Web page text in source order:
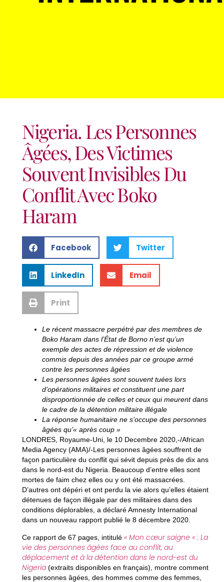
Nigeria. Les Personnes
Âgées, Des Victimes
Souvent Invisibles Du
Conflit Avec Boko
Haram
Facebook Twitter
LinkedIn Email
Print
Le récent massacre perpétré par des membres de
Boko Haram dans l’État de Borno n’est qu’un
exemple des actes de répression et de violence
commis depuis des années par ce groupe armé
contre les personnes âgées
Les personnes âgées sont souvent tuées lors
d’opérations militaires et constituent une part
disproportionnée de celles et ceux qui meurent dans
le cadre de la détention militaire illégale
La réponse humanitaire ne s’occupe des personnes
âgées qu’« après coup »
LONDRES, Royaume-Uni, le 10 Decembre 2020,-/African
Media Agency (AMA)/-Les personnes âgées souffrent de
façon particulière du conflit qui sévit depuis près de dix ans
dans le nord-est du Nigeria. Beaucoup d’entre elles sont
mortes de faim chez elles ou y ont été massacrées.
D’autres ont dépéri et ont perdu la vie alors qu’elles étaient
détenues de façon illégale par des militaires dans des
conditions déplorables, a déclaré Amnesty International
dans un nouveau rapport publié le 8 décembre 2020.
Ce rapport de 67 pages, intitulé« Mon cœur saigne » : La
vie des personnes âgées face au conflit, au
déplacement et à la détention dans le nord-est du
Nigeria(extraits disponibles en français), montre comment
les personnes âgées, des hommes comme des femmes,